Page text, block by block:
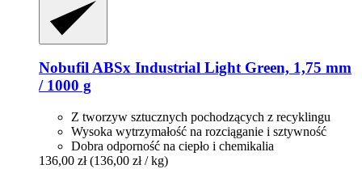
NobufilABSx Industrial Light Green, 1,75 mm
/ 1000 g
Z tworzyw sztucznych pochodzących z recyklingu
Wysoka wytrzymałość na rozciąganie i sztywność
Dobra odporność na ciepło i chemikalia
136,00 zł (136,00 zł / kg)